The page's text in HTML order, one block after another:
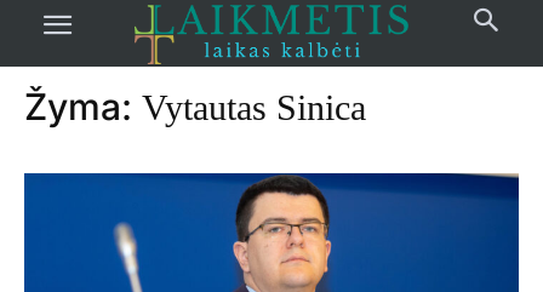
žymos Vytautas Sinica
Žyma: Vytautas Sinica